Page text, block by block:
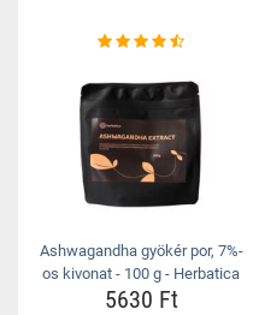
Ashwagandha gyökér por, 7%-
os kivonat - 100 g - Herbatica
5630 Ft